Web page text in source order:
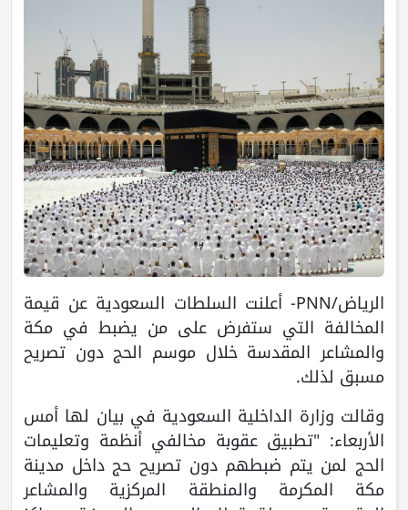
الرياض/PNN- أعلنت السلطات السعودية عن قيمة
المخالفة التي ستفرض على من يضبط في مكة
والمشاعر المقدسة خلال موسم الحج دون تصريح
مسبق لذلك.
وقالت وزارة الداخلية السعودية في بيان لها أمس
الأربعاء: "تطبيق عقوبة مخالفي أنظمة وتعليمات
الحج لمن يتم ضبطهم دون تصريح حج داخل مدينة
مكة المكرمة والمنطقة المركزية والمشاعر